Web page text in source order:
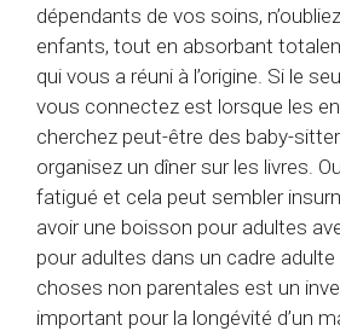
dépendants de vos soins,
enfants, tout en absorbant
qui vous a réuni à l’origine. Si le
vous connectez est lorsque les
cherchez peut-être des baby-
organisez un dîner sur les livres.
fatigué et cela peut sembler
avoir une boisson pour adultes
pour adultes dans un cadre adulte
choses non parentales est un
important pour la longévité d’un